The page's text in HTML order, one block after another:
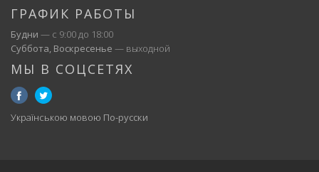
ГРАФИК РАБОТЫ
Будни — с 9:00 до 18:00
Суббота, Воскресенье — выходной
МЫ В СОЦСЕТЯХ
Українською мовою По-русски